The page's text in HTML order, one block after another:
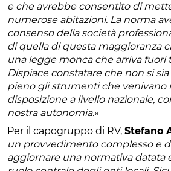
e che avrebbe consentito di
numerose abitazioni. La norma
consenso della società
di quella di questa maggioranza
una legge monca che arriva fuori
Dispiace constatare che non si
pieno gli strumenti che venivano
disposizione a livello nazionale,
nostra autonomia.»
Per il capogruppo di RV, Stefano
un provvedimento complesso e
aggiornare una normativa datata